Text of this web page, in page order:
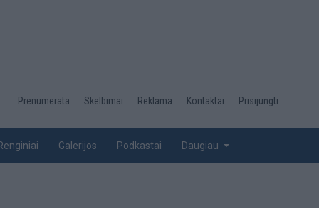
Desktop
top
Prenumerata Skelbimai Reklama Kontaktai Prisijungti
Galerijos Podkastai Daugiau